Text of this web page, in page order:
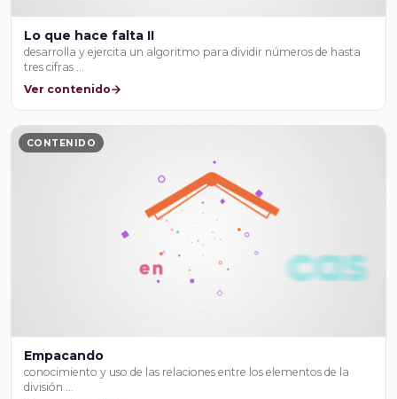
Lo que hace falta II
desarrolla y ejercita un algoritmo para dividir números de hasta
tres cifras …
Ver contenido
CONTENIDO
Empacando
conocimiento y uso de las relaciones entre los elementos de la
división …